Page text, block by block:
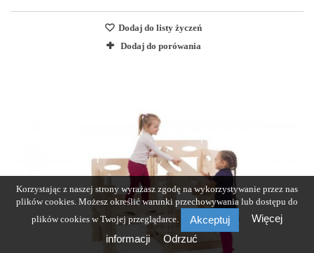
Dodaj do listy życzeń
Dodaj do porówania
Korzystając z naszej strony wyrażasz zgodę na wykorzystywanie przez nas
plików cookies. Możesz określić warunki przechowywania lub dostępu do
plików cookies w Twojej przeglądarce.
Akceptuj
Więcej
informacji
Odrzuć